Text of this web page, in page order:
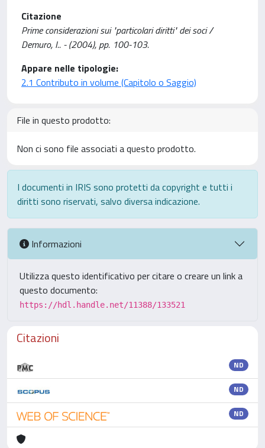
Citazione
Prime considerazioni sui "particolari diritti" dei soci /
Demuro, I.. - (2004), pp. 100-103.
Appare nelle tipologie:
2.1 Contributo in volume (Capitolo o Saggio)
File in questo prodotto:
Non ci sono file associati a questo prodotto.
I documenti in IRIS sono protetti da copyright e tutti i
diritti sono riservati, salvo diversa indicazione.
Informazioni
Utilizza questo identificativo per citare o creare un link a
questo documento:
https://hdl.handle.net/11388/133521
Citazioni
ND
ND
ND